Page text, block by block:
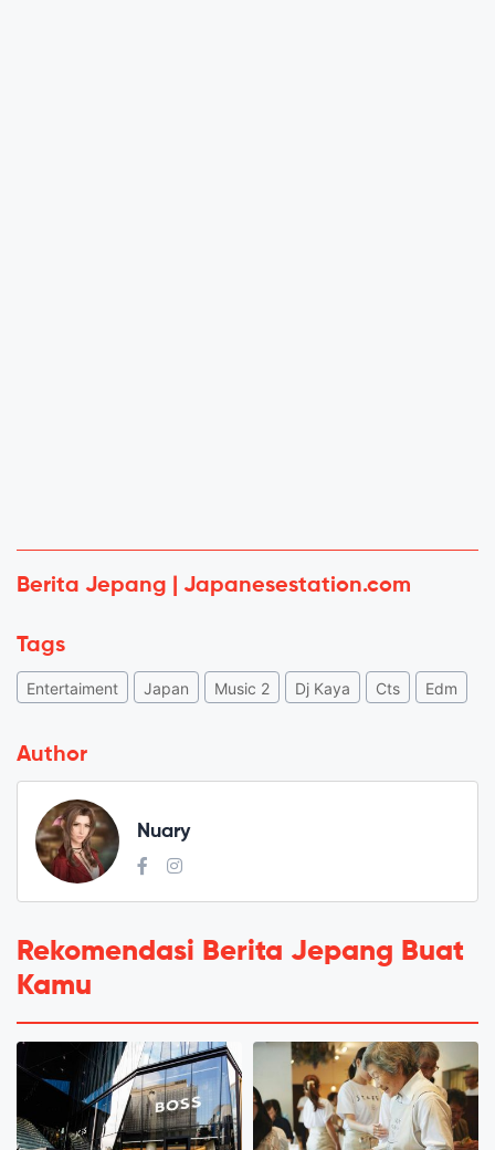
Berita Jepang | Japanesestation.com
Tags
Entertaiment Japan Music 2 Dj Kaya Cts Edm
Author
Nuary
Rekomendasi Berita Jepang Buat
Kamu